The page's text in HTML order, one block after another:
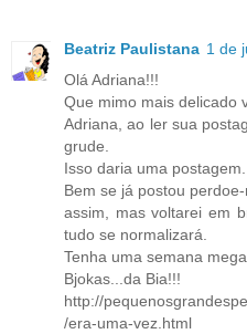
Beatriz Paulistana 1 de
Olá Adriana!!!
Que mimo mais delicado
Adriana, ao ler sua
grude.
Isso daria uma
Bem se já postou
assim, mas voltarei em
tudo se normalizará.
Tenha uma semana
Bjokas...da Bia!!!
http://
/era-uma-vez.html